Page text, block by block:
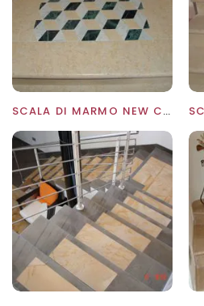
SCALA DI MARMO NEW CREAM